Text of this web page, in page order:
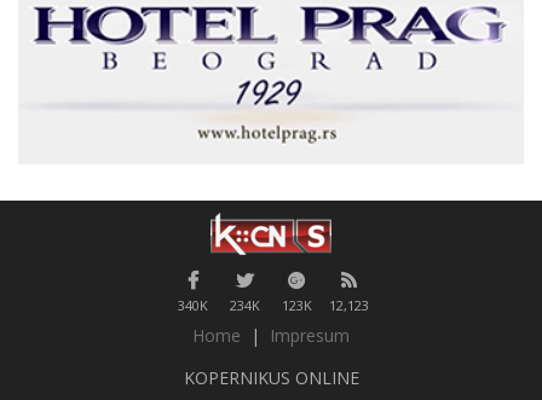
340K 234K 123K 12,123
Home |
Impresum
KOPERNIKUS ONLINE